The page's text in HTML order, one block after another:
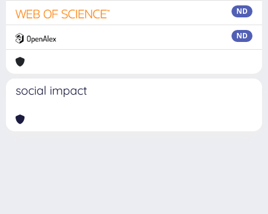
ND
ND
social impact